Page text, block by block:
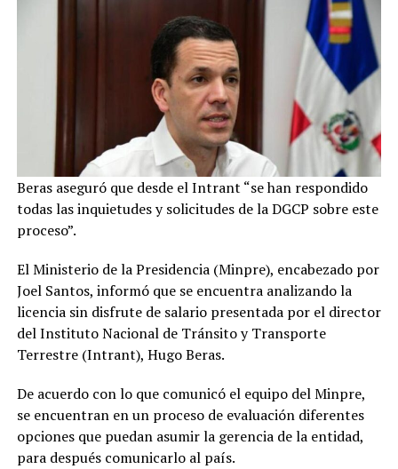
Beras aseguró que desde el Intrant “se han respondido
todas las inquietudes y solicitudes de la DGCP sobre este
proceso”.
El Ministerio de la Presidencia (Minpre), encabezado por
Joel Santos, informó que se encuentra analizando la
licencia sin disfrute de salario presentada por el director
del Instituto Nacional de Tránsito y Transporte
Terrestre (Intrant), Hugo Beras.
De acuerdo con lo que comunicó el equipo del Minpre,
se encuentran en un proceso de evaluación diferentes
opciones que puedan asumir la gerencia de la entidad,
para después comunicarlo al país.